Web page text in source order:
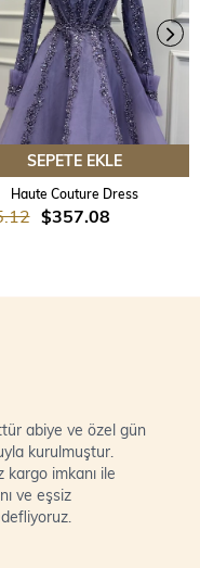
SEPETE EKLE
Haute Couture Dress
$357.08
abiye ve özel gün
kurulmuştur.
kargo imkanı ile
ve eşsiz